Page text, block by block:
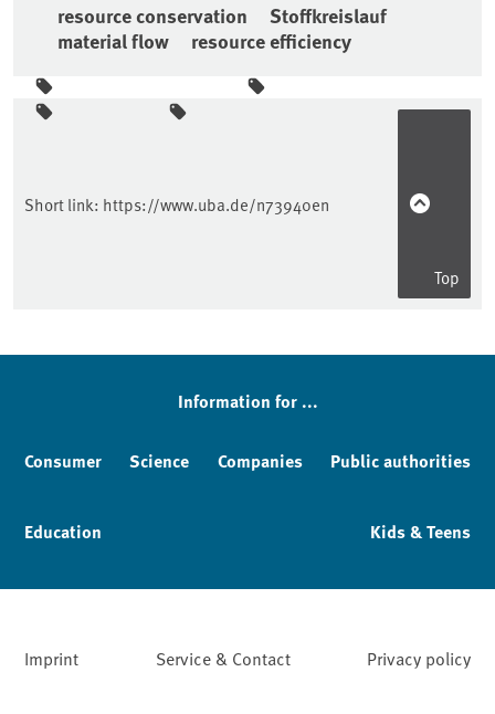
resource conservation
Stoffkreislauf
material flow
resource efficiency
Sidebar
Short link: https://www.uba.de/n73940en
Top
Information for ...
Consumer Science Companies Public authorities
Education Kids & Teens
Imprint Service & Contact Privacy policy